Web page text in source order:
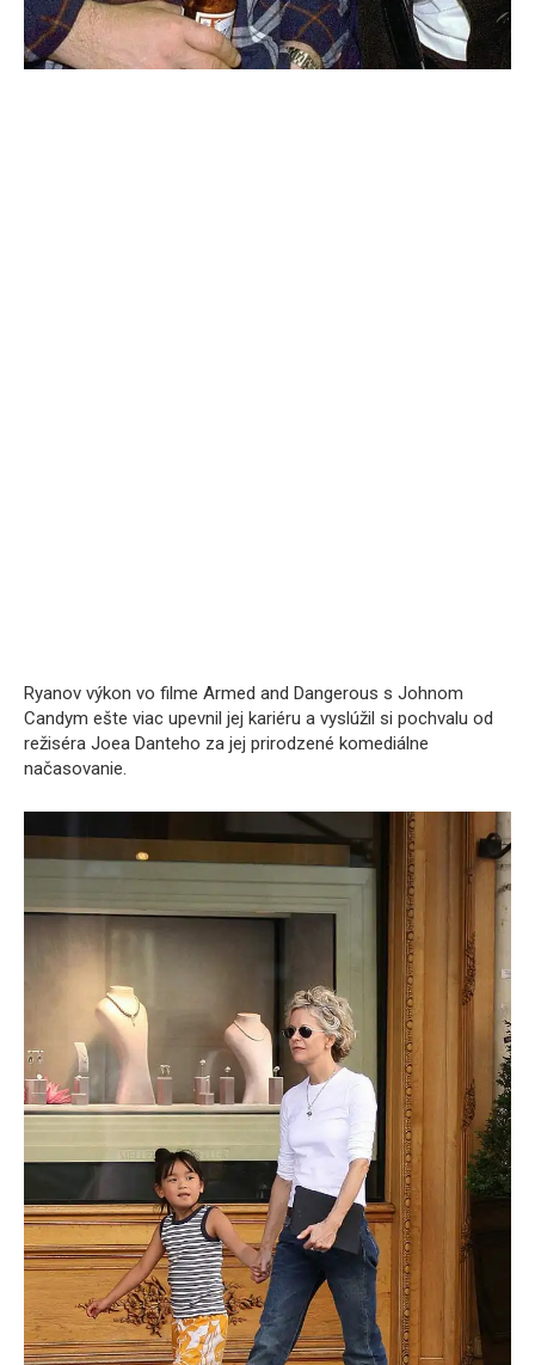
Ryanov výkon vo filme Armed and Dangerous s Johnom
Candym ešte viac upevnil jej kariéru a vyslúžil si pochvalu od
režiséra Joea Danteho za jej prirodzené komediálne
načasovanie.